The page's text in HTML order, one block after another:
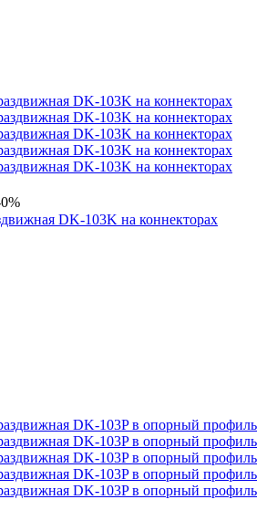
DK-103K на коннекторах